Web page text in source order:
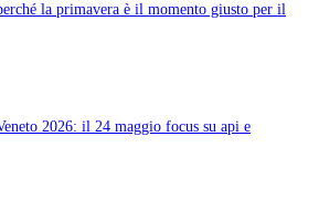
la primavera è il momento giusto per il
2026: il 24 maggio focus su api e